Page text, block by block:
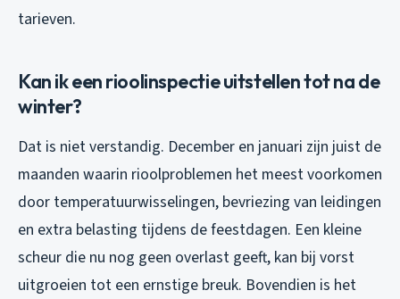
tarieven.
Kan ik een rioolinspectie uitstellen tot na de
winter?
Dat is niet verstandig. December en januari zijn juist de
maanden waarin rioolproblemen het meest voorkomen
door temperatuurwisselingen, bevriezing van leidingen
en extra belasting tijdens de feestdagen. Een kleine
scheur die nu nog geen overlast geeft, kan bij vorst
uitgroeien tot een ernstige breuk. Bovendien is het